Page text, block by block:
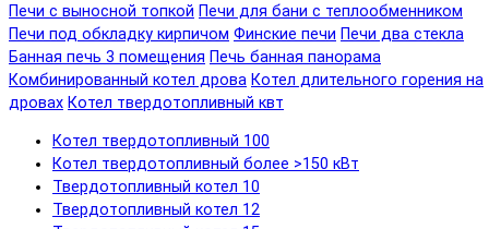
Печи с выносной топкой Печи для бани с теплообменником
Печи под обкладку кирпичом Финские печи Печи два стекла
Банная печь 3 помещения Печь банная панорама
Комбинированный котел дрова Котел длительного горения на
дровах Котел твердотопливный квт
Котел твердотопливный 100
Котел твердотопливный более >150 кВт
Твердотопливный котел 10
Твердотопливный котел 12